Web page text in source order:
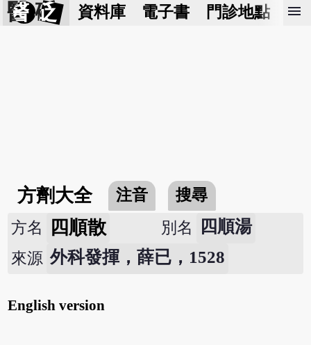
醫 砭 資料庫 電子書 門診地點 預
menu
方劑大全 注音
搜尋
方名
四順散 別名 四順湯
來源 外科發揮，薛已，1528
English version